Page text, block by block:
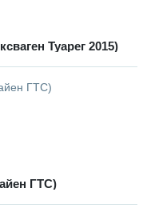
Туарег 2015)
ГТС)